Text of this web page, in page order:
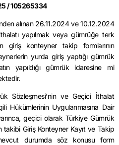
/ 105265334
alınan 26.11.2024 ve 10.12.2024
yapılmak veya gümrüğe terk
giriş konteyner takip formlarının
yurda giriş yaptığı gümrük
yapıldığı gümrük idaresine mi
Sözleşmesi’nin ve Geçici İthalat
Hükümlerinin Uygulanmasına Dair
geçici olarak Türkiye Gümrük
Giriş Konteyner Kayıt ve Takip
durumda söz konusu form